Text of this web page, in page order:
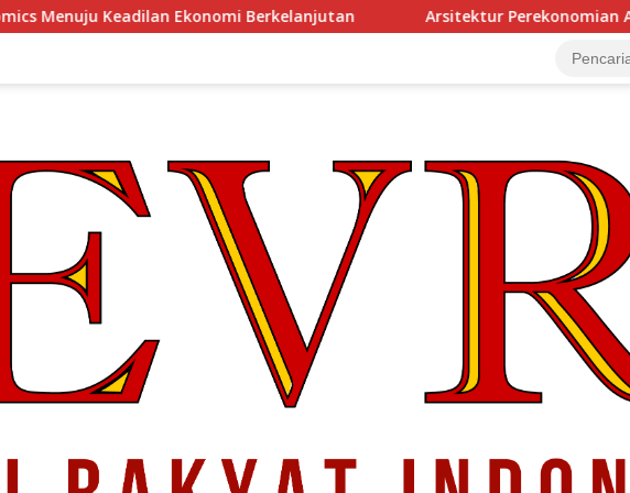
Berkelanjutan Arsitektur Perekonomian Abad ke-21, Maklumat